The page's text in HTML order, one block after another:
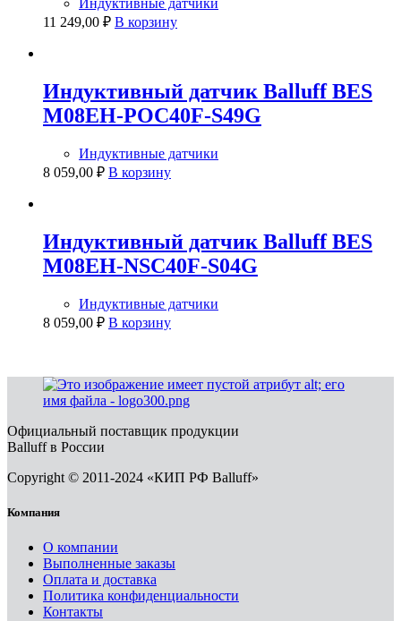
Индуктивные датчики
11 249,00 ₽ В корзину
Индуктивный датчик Balluff BES
M08EH-POC40F-S49G
Индуктивные датчики
8 059,00 ₽ В корзину
Индуктивный датчик Balluff BES
M08EH-NSC40F-S04G
Индуктивные датчики
8 059,00 ₽ В корзину
Официальный поставщик продукции
Balluff в России
Copyright © 2011-2024 «КИП РФ Balluff»
Компания
О компании
Выполненные заказы
Оплата и доставка
Политика конфиденциальности
Контакты